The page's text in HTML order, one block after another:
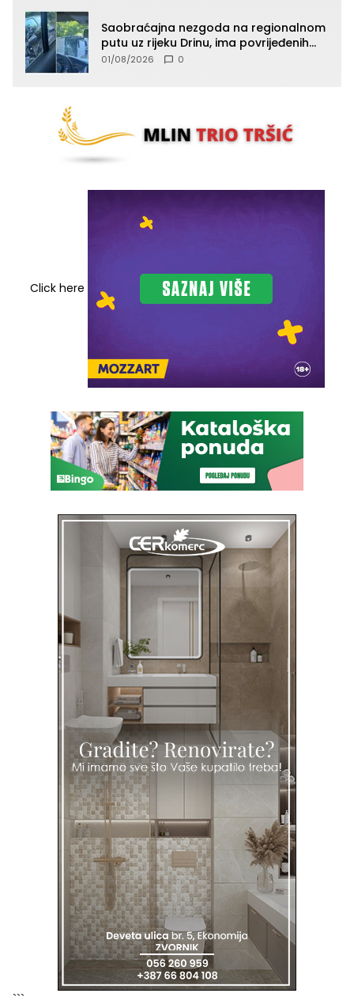
Saobraćajna nezgoda na regionalnom
putu uz rijeku Drinu, ima povrijeđenih
lica (FOTO)
01/08/2026 0
Click here